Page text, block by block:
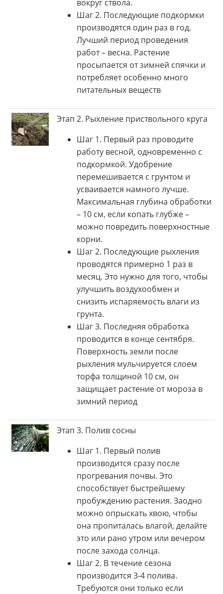
вокруг ствола.
Шаг 2. Последующие подкормки
производятся один раз в год.
Лучший период проведения
работ – весна. Растение
просыпается от зимней спячки и
потребляет особенно много
питательных веществ
Этап 2. Рыхление приствольного круга
Шаг 1. Первый раз проводите
работу весной, одновременно с
подкормкой. Удобрение
перемешивается с грунтом и
усваивается намного лучше.
Максимальная глубина обработки
– 10 см, если копать глубже –
можно повредить поверхностные
корни.
Шаг 2. Последующие рыхления
проводятся примерно 1 раз в
месяц. Это нужно для того, чтобы
улучшить воздухообмен и
снизить испаряемость влаги из
грунта.
Шаг 3. Последняя обработка
проводится в конце сентября.
Поверхность земли после
рыхления мульчируется слоем
торфа толщиной 10 см, он
защищает растение от мороза в
зимний период
Этап 3. Полив сосны
Шаг 1. Первый полив
производится сразу после
прогревания почвы. Это
способствует быстрейшему
пробуждению растения. Заодно
можно опрыскать хвою, чтобы
она пропиталась влагой, делайте
это или рано утром или вечером
после захода солнца.
Шаг 2. В течение сезона
производится 3-4 полива.
Требуются они только если